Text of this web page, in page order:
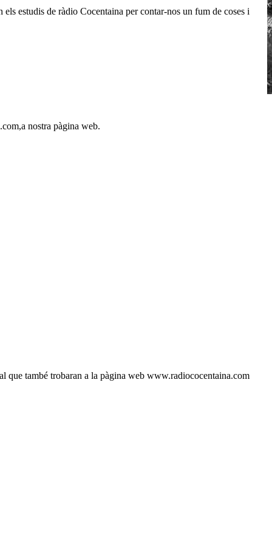
estudis de ràdio Cocentaina per contar-nos un fum de coses i
nostra pàgina web.
que també trobaran a la pàgina web www.radiococentaina.com